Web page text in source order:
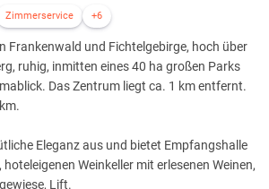
Zimmerservice +6
Frankenwald und Fichtelgebirge, hoch über
ruhig, inmitten eines 40 ha großen Parks
Das Zentrum liegt ca. 1 km entfernt.
Eleganz aus und bietet Empfangshalle
Weinkeller mit erlesenen Weinen,
Lift.